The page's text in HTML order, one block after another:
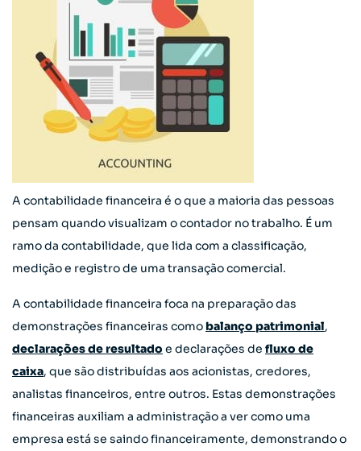
A contabilidade financeira é o que a maioria das pessoas
pensam quando visualizam o contador no trabalho. É um
ramo da contabilidade, que lida com a classificação,
medição e registro de uma transação comercial.
A contabilidade financeira foca na preparação das
demonstrações financeiras como balanço patrimonial,
declarações de resultado e declarações de fluxo de
caixa, que são distribuídas aos acionistas, credores,
analistas financeiros, entre outros. Estas demonstrações
financeiras auxiliam a administração a ver como uma
empresa está se saindo financeiramente, demonstrando o